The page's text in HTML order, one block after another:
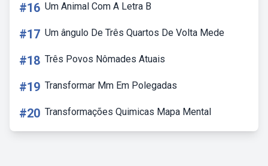
#16 Um Animal Com A Letra B
#17 Um ângulo De Três Quartos De Volta Mede
#18 Três Povos Nômades Atuais
#19 Transformar Mm Em Polegadas
#20 Transformações Quimicas Mapa Mental